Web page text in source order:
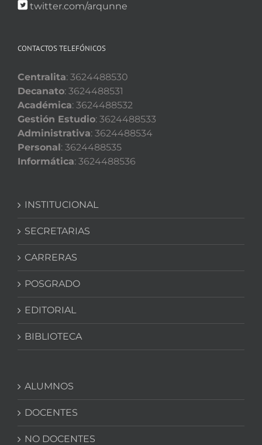
twitter.com/arqunne
CONTACTOS TELEFÓNICOS
Centralita: 3624488530
Decanato: 3624488531
Académica: 3624488532
Gestión Estudio: 3624488533
Administrativa: 3624488534
Personal : 3624488535
Informática: 3624488536
INSTITUCIONAL
SECRETARIAS
CARRERAS
POSGRADO
EDITORIAL
BIBLIOTECA
ALUMNOS
DOCENTES
NO DOCENTES